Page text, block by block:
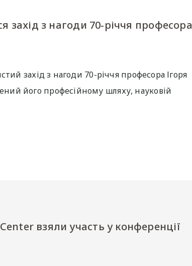
захід з нагоди 70-річчя професора
захід з нагоди 70-річчя професора Ігоря
його професійному шляху, науковій
взяли участь у конференції